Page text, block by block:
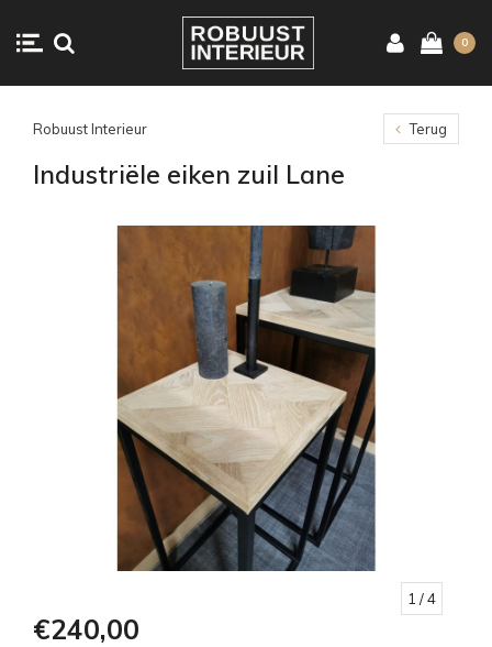
0
Robuust Interieur Terug
Industriële eiken zuil Lane
1 / 4
€240,00